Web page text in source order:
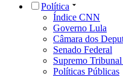
Política
Índice CNN
Governo Lula
Câmara dos
Senado Federal
Supremo
Políticas Públicas